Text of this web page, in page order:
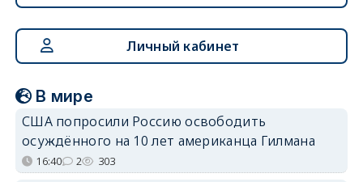
Личный кабинет
В мире
США попросили Россию освободить
осуждённого на 10 лет американца Гилмана
16:40 2 303